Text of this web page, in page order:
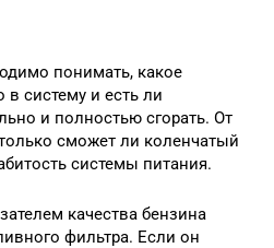
понимать, какое
в систему и есть ли
и полностью сгорать. От
сможет ли коленчатый
системы питания.
качества бензина
фильтра. Если он